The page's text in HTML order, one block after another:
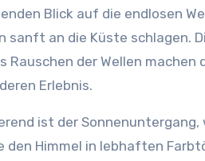
Blick auf die endlosen
sanft an die Küste schlagen.
Rauschen der Wellen machen
Erlebnis.
ist der
den Himmel in lebhaften